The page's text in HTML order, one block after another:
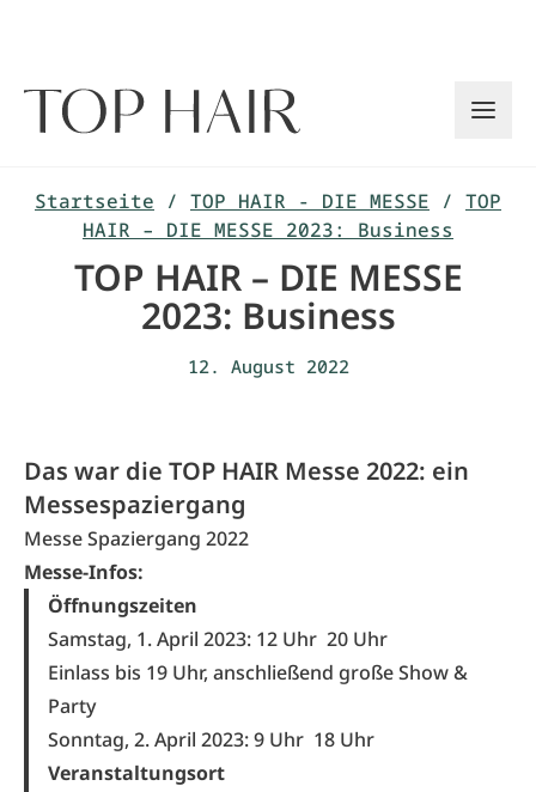
Startseite / TOP HAIR - DIE MESSE / TOP
HAIR – DIE MESSE 2023: Business
TOP HAIR – DIE MESSE
2023: Business
12. August 2022
Das war die TOP HAIR Messe 2022: ein
Messespaziergang
Messe Spaziergang 2022
Messe-Infos:
Öffnungszeiten
Samstag, 1. April 2023: 12 Uhr 20 Uhr
Einlass bis 19 Uhr, anschließend große Show &
Party
Sonntag, 2. April 2023: 9 Uhr 18 Uhr
Veranstaltungsort